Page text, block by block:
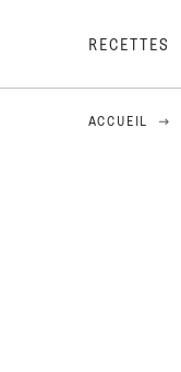
RECETTES
ACCUEIL